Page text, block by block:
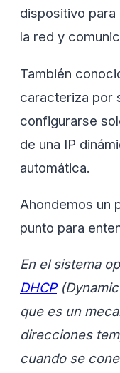
dispositivo
la red y
También
caracteriza por
configurarse
de una IP
automática.
Ahondemos un
punto para
En el sistema
DHCP
que es un
direcciones
cuando se